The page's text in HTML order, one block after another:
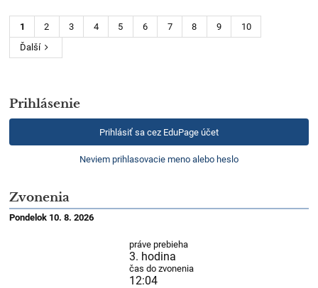
1 2 3 4 5 6 7 8 9
10
Ďalší
Prihlásenie
Prihlásiť sa cez EduPage účet
Neviem prihlasovacie meno alebo heslo
Zvonenia
Pondelok 10. 8. 2026
práve prebieha
3. hodina
čas do zvonenia
12:03